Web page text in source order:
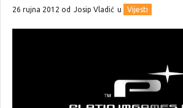
26 rujna 2012 od Josip Vladić u Vijesti